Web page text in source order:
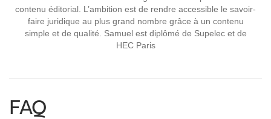
contenu éditorial. L’ambition est de rendre accessible le savoir-
faire juridique au plus grand nombre grâce à un contenu
simple et de qualité. Samuel est diplômé de Supelec et de
HEC Paris
FAQ